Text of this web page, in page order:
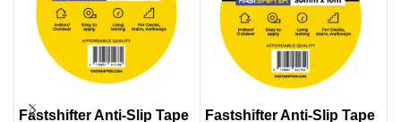
Fastshifter Anti-Slip Tape
Fastshifter Anti-Slip Tape